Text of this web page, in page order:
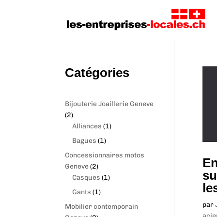
par
Catégories
Bijouterie Joaillerie Geneve
22
p
r
d
u
c
t
s
Alliances 11
o
u
t
Bagues 11
o
c
Concessionnaires motos
Geneve 22
p
r
d
Casques 11
o
Gants 11
Mobilier contemporain